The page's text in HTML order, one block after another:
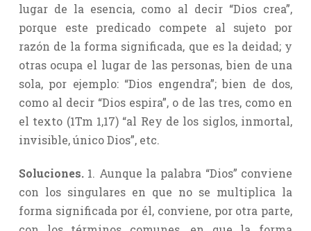
lugar de la esencia, como al decir “Dios crea”,
porque este predicado compete al sujeto por
razón de la forma significada, que es la deidad; y
otras ocupa el lugar de las personas, bien de una
sola, por ejemplo: “Dios engendra”; bien de dos,
como al decir “Dios espira”, o de las tres, como en
el texto (1Tm 1,17) “al Rey de los siglos, inmortal,
invisible, único Dios”, etc.
Soluciones.1. Aunque la palabra “Dios” conviene
con los singulares en que no se multiplica la
forma significada por él, conviene, por otra parte,